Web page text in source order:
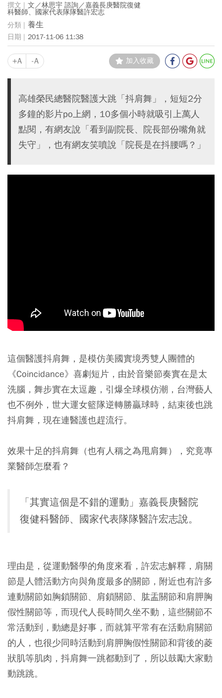
文／林思宇 諮詢／嘉義長庚醫院復健
科醫師、國家代表隊隊醫許宏志
養生
2017-11-06 11:38
+A -A 加入收藏
高雄榮民總醫院醫護大跳「抖肩舞」，短短2分
多鐘的影片po上網，10多個小時就吸引上萬人
點閱，有網友說「看到副院長、院長部份嘴角就
失守」，也有網友笑噴說「院長是在抖腰嗎？」
這個醫護抖肩舞，是模仿美國實境秀雙人團體的
《Coincidance》喜劇短片，由於音樂節奏實在是太
洗腦，舞步實在太逗趣，引爆全球模仿潮，台灣藝人
也不例外，世大運女籃隊逆轉勝贏球時，結束後也跳
抖肩舞，現在連醫護也趕流行。
效果十足的抖肩舞（也有人稱之為甩肩舞），究竟專
業醫師怎麼看？
「其實這個是不錯的運動」嘉義長庚醫院
復健科醫師、國家代表隊隊醫許宏志說。
理由是，從運動醫學的角度來看，許宏志解釋，肩關
節是人體活動方向與角度最多的關節，附近也有許多
連動關節如胸鎖關節、肩鎖關節、肱盂關節和肩胛胸
假性關節等，而現代人長時間久坐不動，這些關節不
常活動到，動總是好事，而就算平常有在活動肩關節
的人，也很少同時活動到肩胛胸假性關節和背後的菱
狀肌等肌肉，抖肩舞一跳都動到了，所以鼓勵大家動
動跳跳。